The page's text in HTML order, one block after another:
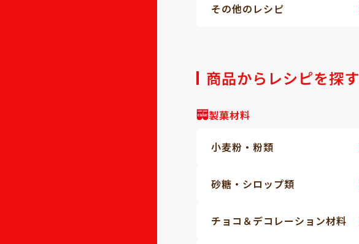
その他のレシピ
商品からレシピを探す
製菓材料
小麦粉・粉類
砂糖・シロップ類
チョコ＆デコレーション材料